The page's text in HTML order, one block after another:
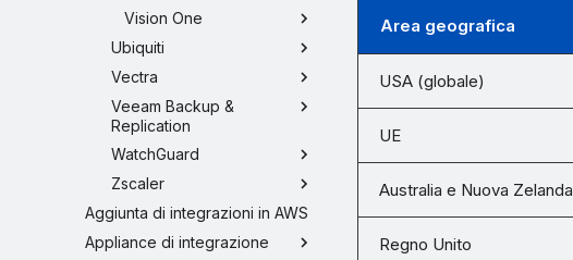
Vision One
Ubiquiti
Vectra
Veeam Backup &
Replication
WatchGuard
Zscaler
Aggiunta di integrazioni in AWS
Appliance di integrazione
Area geografica
USA (globale)
UE
Australia e Nuova Zelanda
Regno Unito